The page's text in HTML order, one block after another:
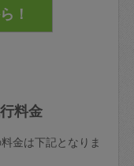
料金
金は下記となりま